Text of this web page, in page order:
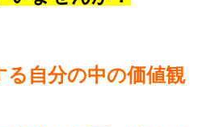
る自分の中の価値観